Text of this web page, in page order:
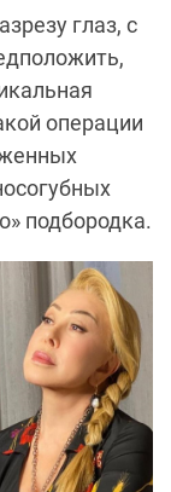
глаз, с
операции
подбородка.